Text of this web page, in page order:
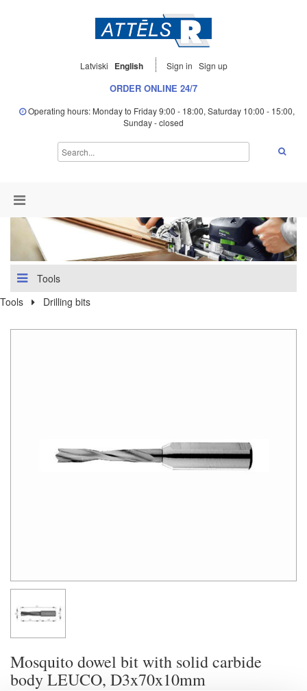
Latviski English Sign in Sign up
ORDER ONLINE 24/7
Operating hours: Monday to Friday 9:00 - 18:00, Saturday 10:00 - 15:00,
Sunday - closed
Tools
Tools
Drilling bits
Mosquito dowel bit with solid carbide
body LEUCO, D3x70x10mm